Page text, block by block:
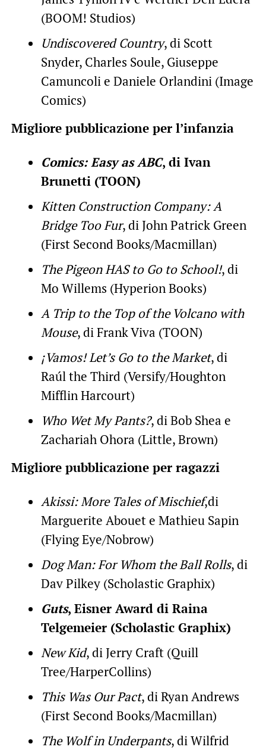
(BOOM! Studios)
Undiscovered Country, di Scott
Snyder, Charles Soule, Giuseppe
Camuncoli e Daniele Orlandini (Image
Comics)
Migliore pubblicazione per l’infanzia
Comics: Easy as ABC, di Ivan
Brunetti (TOON)
Kitten Construction Company: A
Bridge Too Fur, di John Patrick Green
(First Second Books/Macmillan)
The Pigeon HAS to Go to School!, di
Mo Willems (Hyperion Books)
A Trip to the Top of the Volcano with
Mouse, di Frank Viva (TOON)
¡Vamos! Let’s Go to the Market, di
Raúl the Third (Versify/Houghton
Mifflin Harcourt)
Who Wet My Pants?, di Bob Shea e
Zachariah Ohora (Little, Brown)
Migliore pubblicazione per ragazzi
Akissi: More Tales of Mischief,di
Marguerite Abouet e Mathieu Sapin
(Flying Eye/Nobrow)
Dog Man: For Whom the Ball Rolls, di
Dav Pilkey (Scholastic Graphix)
Guts, Eisner Award di Raina
Telgemeier (Scholastic Graphix)
New Kid, di Jerry Craft (Quill
Tree/HarperCollins)
This Was Our Pact, di Ryan Andrews
(First Second Books/Macmillan)
The Wolf in Underpants, di Wilfrid